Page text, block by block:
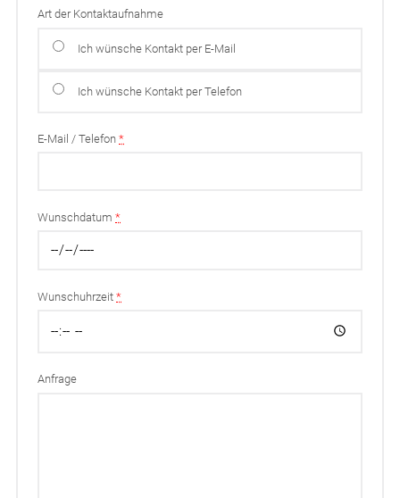
Art der Kontaktaufnahme
Ich wünsche Kontakt per E-Mail
Ich wünsche Kontakt per Telefon
E-Mail / Telefon*
Wunschdatum*
Wunschuhrzeit*
Anfrage